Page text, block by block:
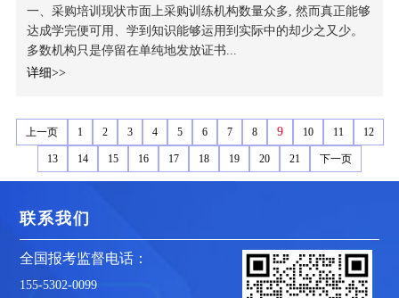
一、采购培训现状市面上采购训练机构数量众多, 然而真正能够
达成学完便可用、学到知识能够运用到实际中的却少之又少。
多数机构只是停留在单纯地发放证书...
详细>>
上一页 1 2 3 4 5 6 7 8 9 10 11 12
13 14 15 16 17 18 19 20 21 下一页
联系我们
全国报考监督电话：
155-5302-0099